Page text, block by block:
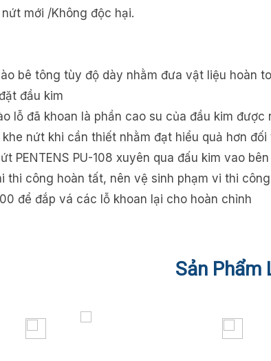
mới /Không độc hại.
bê tông tùy độ dày nhằm đưa vật liệu hoàn
đầu kim
lỗ đã khoan là phần cao su của đầu kim được
nứt khi cần thiết nhằm đạt hiểu quả hơn
PENTENS PU-108 xuyên qua đấu kim vao
thi công hoàn tất, nên vệ sinh phạm vi thi
để đắp vá các lỗ khoan lại cho hoàn chỉnh
Sản Phẩm